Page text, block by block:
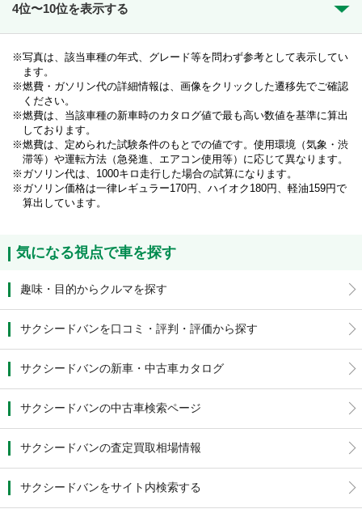
4位〜10位を表示する
写真は、該当車種の年式、グレード等を問わず参考として表示してい
ます。
燃費・ガソリン代の詳細情報は、画像をクリックした遷移先でご確認
ください。
燃費は、当該車種の新車時のカタログ値で最も高い数値を基準に算出
しております。
燃費は、定められた試験条件のもとでの値です。使用環境（気象・渋
滞等）や運転方法（急発進、エアコン使用等）に応じて異なります。
ガソリン代は、1000キロ走行した場合の試算になります。
ガソリン価格は一律レギュラー170円、ハイオク180円、軽油159円で
算出しています。
気になる視点で車を探す
趣味・目的からクルマを探す
サクシードバンを口コミ・評判・評価から探す
サクシードバンの新車・中古車カタログ
サクシードバンの中古車検索ページ
サクシードバンの査定買取相場情報
サクシードバンをサイト内検索する